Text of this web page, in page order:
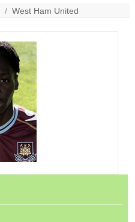
/West Ham United